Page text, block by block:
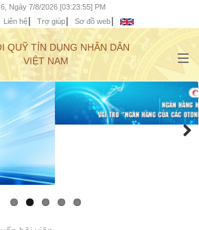
Ngày 7/8/2026 [03:23:56] PM
Liên hệ Trợ giúp Sơ đồ web
QUỸ TÍN DỤNG NHÂN DÂN
VIỆT NAM